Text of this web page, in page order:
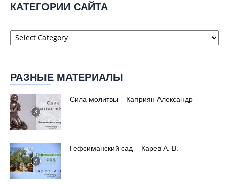
КАТЕГОРИИ САЙТА
Категории
сайта
РАЗНЫЕ МАТЕРИАЛЫ
Сила молитвы – Каприян Александр
Гефсиманский сад – Карев А. В.